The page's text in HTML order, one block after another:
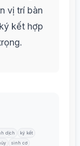
vị trí bàn
kết hợp
dịch
ký kết
sinh cơ